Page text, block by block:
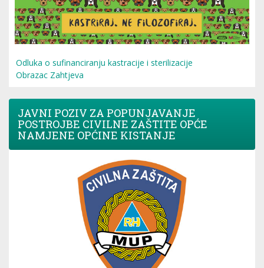
Odluka o sufinanciranju kastracije i sterilizacije
Obrazac Zahtjeva
JAVNI POZIV ZA POPUNJAVANJE
POSTROJBE CIVILNE ZAŠTITE OPĆE
NAMJENE OPĆINE KISTANJE